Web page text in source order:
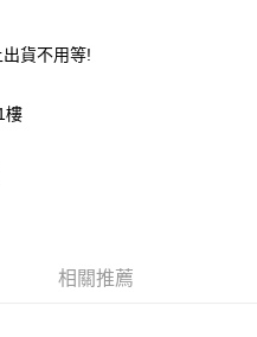
費
貨不用等!
樓
相關推薦